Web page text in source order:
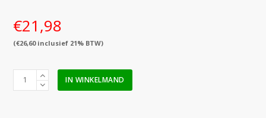
€21,98
(€26,60inclusief 21% BTW)
Laerdal
pocketmask
IN WINKELMAND